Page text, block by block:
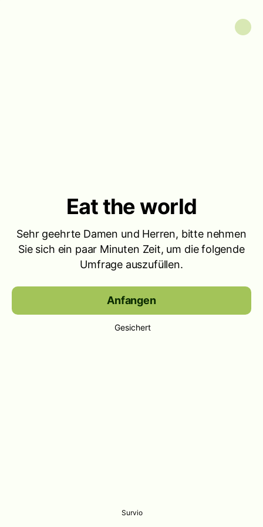
Eat the world
Sehr geehrte Damen und Herren, bitte nehmen
Sie sich ein paar Minuten Zeit, um die folgende
Umfrage auszufüllen.
Anfangen
Gesichert
Survio